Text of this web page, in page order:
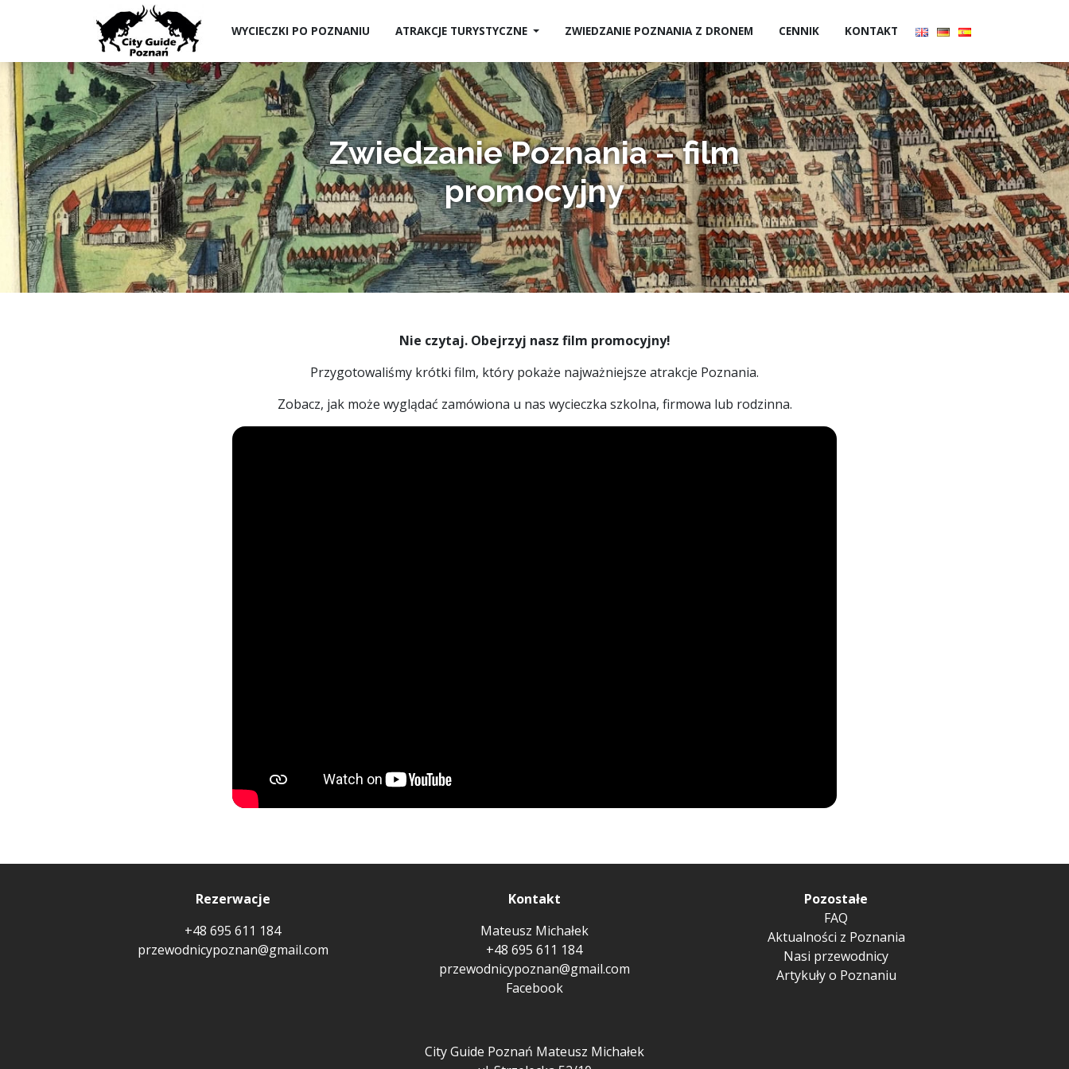
WYCIECZKI PO POZNANIU ATRAKCJE TURYSTYCZNE ZWIEDZANIE POZNANIA Z DRONEM CENNIK KONTAKT
Zwiedzanie Poznania – film
promocyjny
Nie czytaj. Obejrzyj nasz film promocyjny!
Przygotowaliśmy krótki film, który pokaże najważniejsze atrakcje Poznania.
Zobacz, jak może wyglądać zamówiona u nas wycieczka szkolna, firmowa lub rodzinna.
Rezerwacje
+48 695 611 184
przewodnicypoznan@gmail.com
Kontakt
Mateusz Michałek
+48 695 611 184
przewodnicypoznan@gmail.com
Facebook
City Guide Poznań Mateusz Michałek
Pozostałe
FAQ
Aktualności z Poznania
Nasi przewodnicy
Artykuły o Poznaniu